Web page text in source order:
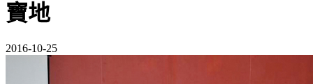
寶地
2016-10-25